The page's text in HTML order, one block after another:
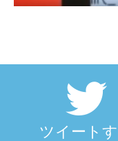
ツイート